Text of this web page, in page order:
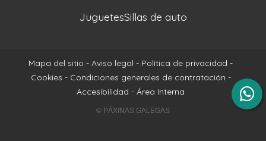
JuguetesSillas de auto
Mapa del sitio - Aviso legal - Política de privacidad -
Cookies - Condiciones generales de contratación -
Accesibilidad - Área Interna
© PÁXINAS GALEGAS